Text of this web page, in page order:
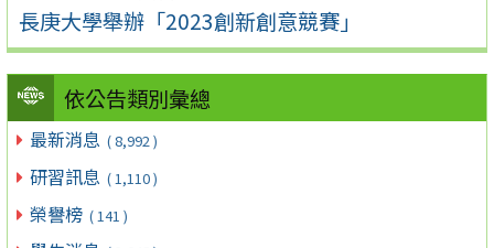
長庚大學舉辦「2023創新創意競賽」
依公告類別彙總
最新消息 ( 8,992 )
研習訊息 ( 1,110 )
榮譽榜 ( 141 )